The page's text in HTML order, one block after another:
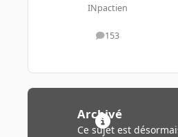
INpactien
153
messages
Archivé
Ce sujet est